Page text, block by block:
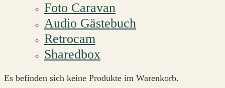
Foto Caravan
Audio Gästebuch
Retrocam
Sharedbox
Es befinden sich keine Produkte im Warenkorb.